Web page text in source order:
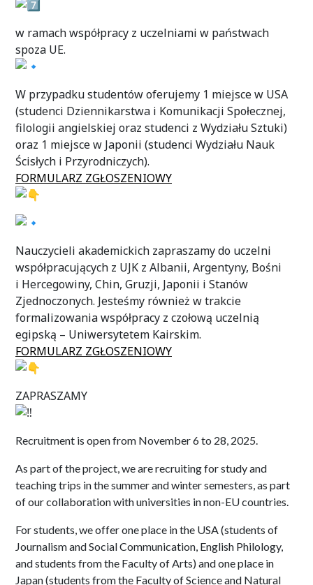
w ramach współpracy z uczelniami w państwach
spoza UE.
W przypadku studentów oferujemy 1 miejsce w USA
(studenci Dziennikarstwa i Komunikacji Społecznej,
filologii angielskiej oraz studenci z Wydziału Sztuki)
oraz 1 miejsce w Japonii (studenci Wydziału Nauk
Ścisłych i Przyrodniczych).
FORMULARZ ZGŁOSZENIOWY
Nauczycieli akademickich zapraszamy do uczelni
współpracujących z UJK z Albanii, Argentyny, Bośni
i Hercegowiny, Chin, Gruzji, Japonii i Stanów
Zjednoczonych. Jesteśmy również w trakcie
formalizowania współpracy z czołową uczelnią
egipską – Uniwersytetem Kairskim.
FORMULARZ ZGŁOSZENIOWY
ZAPRASZAMY
Recruitment is open from November 6 to 28, 2025.
As part of the project, we are recruiting for study and
teaching trips in the summer and winter semesters, as part
of our collaboration with universities in non-EU countries.
For students, we offer one place in the USA (students of
Journalism and Social Communication, English Philology,
and students from the Faculty of Arts) and one place in
Japan (students from the Faculty of Science and Natural